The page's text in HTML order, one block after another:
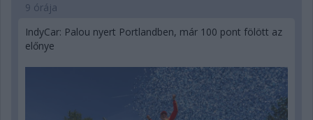
9 órája
IndyCar: Palou nyert Portlandben, már 100 pont fölött az
előnye